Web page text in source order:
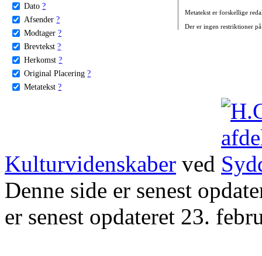
Dato ?
Afsender ?
Modtager ?
Brevtekst ?
Herkomst ?
Original Placering ?
Metatekst ?
Metatekst er forskellige
Der er ingen restriktioner
Kulturvidenskaber ved
Denne side er senest
er senest opdateret 23.